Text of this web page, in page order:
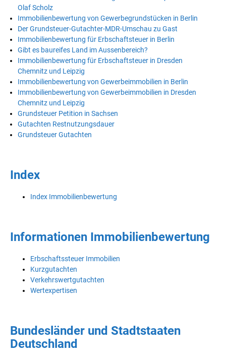
Olaf Scholz
Immobilienbewertung von Gewerbegrundstücken in Berlin
Der Grundsteuer-Gutachter-MDR-Umschau zu Gast
Immobilienbewertung für Erbschaftsteuer in Berlin
Gibt es baureifes Land im Aussenbereich?
Immobilienbewertung für Erbschaftsteuer in Dresden
Chemnitz und Leipzig
Immobilienbewertung von Gewerbeimmobilien in Berlin
Immobilienbewertung von Gewerbeimmobilien in Dresden
Chemnitz und Leipzig
Grundsteuer Petition in Sachsen
Gutachten Restnutzungsdauer
Grundsteuer Gutachten
Index
Index Immobilienbewertung
Informationen Immobilienbewertung
Erbschaftssteuer Immobilien
Kurzgutachten
Verkehrswertgutachten
Wertexpertisen
Bundesländer und Stadtstaaten
Deutschland